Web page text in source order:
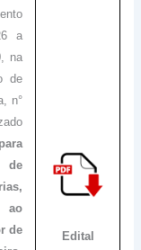
a
na
de
n°
de
ao
de
Edital